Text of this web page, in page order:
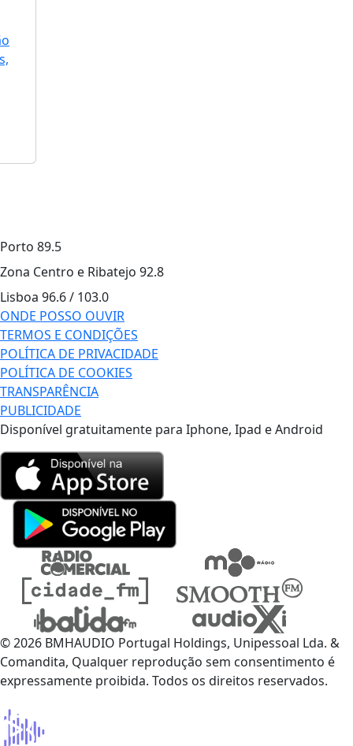
Porto 89.5
Zona Centro e Ribatejo 92.8
Lisboa 96.6 / 103.0
ONDE POSSO OUVIR
TERMOS E CONDIÇÕES
POLÍTICA DE PRIVACIDADE
POLÍTICA DE COOKIES
TRANSPARÊNCIA
PUBLICIDADE
Disponível gratuitamente para Iphone, Ipad e Android
© 2026 BMHAUDIO Portugal Holdings, Unipessoal Lda. &
Comandita, Qualquer reprodução sem consentimento é
expressamente proibida. Todos os direitos reservados.